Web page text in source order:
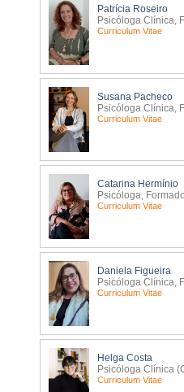
Patrícia Roseiro
Psicóloga Clínica,
Curriculum Vitae
Susana Pacheco
Psicóloga Clínica,
Curriculum Vitae
Catarina Hermínio
Psicóloga,
Curriculum Vitae
Daniela Figueira
Psicóloga Clínica,
Curriculum Vitae
Helga Costa
Psicóloga Clínica
Curriculum Vitae